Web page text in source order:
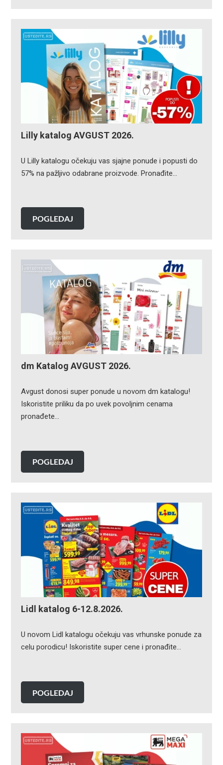
Lilly katalog AVGUST 2026.
U Lilly katalogu očekuju vas sjajne ponude i popusti do
57% na pažljivo odabrane proizvode. Pronađite…
POGLEDAJ
dm Katalog AVGUST 2026.
Avgust donosi super ponude u novom dm katalogu!
Iskoristite priliku da po uvek povoljnim cenama
pronađete…
POGLEDAJ
Lidl katalog 6-12.8.2026.
U novom Lidl katalogu očekuju vas vrhunske ponude za
celu porodicu! Iskoristite super cene i pronađite…
POGLEDAJ